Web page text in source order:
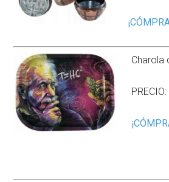
Charola
PRECIO: